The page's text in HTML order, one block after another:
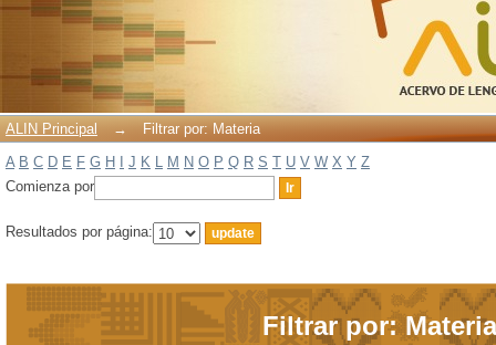
ALIN Principal →
Filtrar por: Materia
A B C D E F G H J K L M N O P Q R S T U V W X Y Z
Comienza por
Resultados por página:
Filtrar por: Materia